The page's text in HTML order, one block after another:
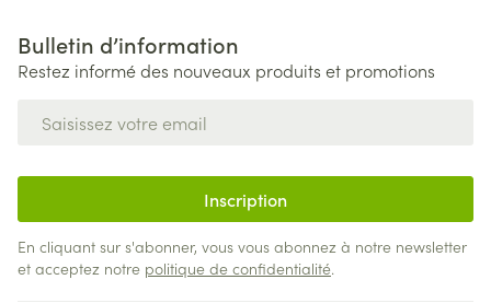
Bulletin d’information
Restez informé des nouveaux produits et promotions
Inscription
En cliquant sur s'abonner, vous vous abonnez à notre newsletter
et acceptez notre politique de confidentialité.